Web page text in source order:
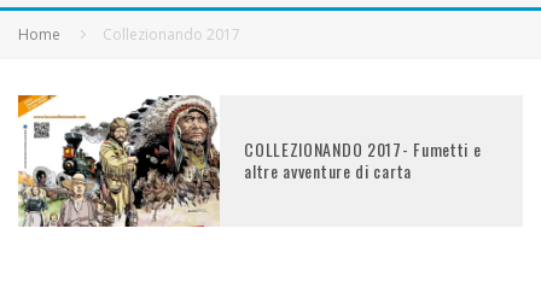
Home Collezionando 2017
COLLEZIONANDO 2017- Fumetti e
altre avventure di carta